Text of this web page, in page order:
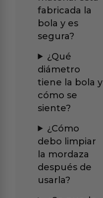
fabricada la
bola y es
segura?
¿Qué
diámetro
tiene la bola y
cómo se
siente?
¿Cómo
debo limpiar
la mordaza
después de
usarla?